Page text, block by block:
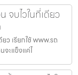
บไวในที่เดียว
ว เรียกใช้ www.รถ
จะแข็งแค่ไ